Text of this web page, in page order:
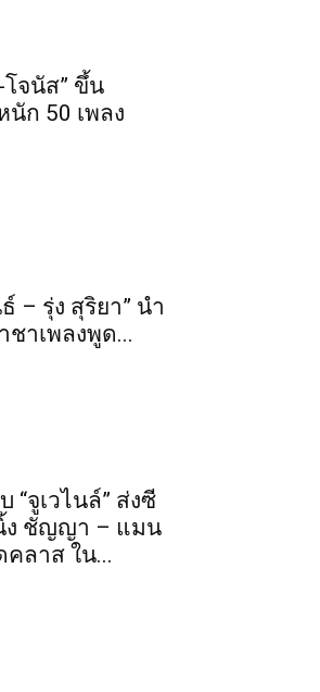
จนัส” ขึ้น
นัก 50 เพลง
– รุ่ง สุริยา” นำ
ชาเพลงพูด...
“จูเวไนล์” ส่งซี
ง ชัญญา – แมน
คลาส ใน...